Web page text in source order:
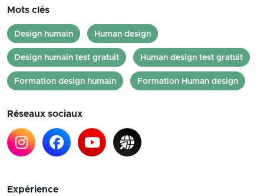
Mots clés
Design humain Human design
Design humain test gratuit Human design test gratuit
Formation design humain Formation Human design
Réseaux sociaux
Expérience